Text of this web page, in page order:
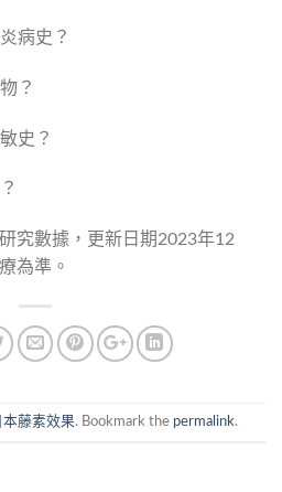
病史？
？
史？
究數據，更新日期2023年12
為準。
本藤素效果. Bookmark the permalink.